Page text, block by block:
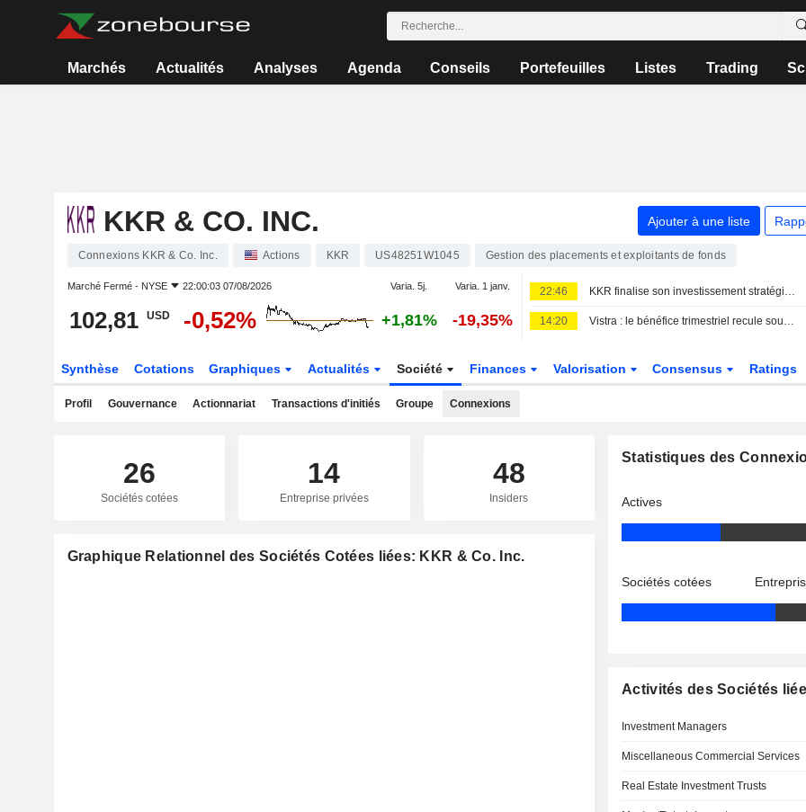
Marchés Actualités Analyses Agenda Conseils Portefeuilles Listes Trading
KKR & CO. INC. Ajouter à une liste
Connexions KKR & Co. Inc. Actions KKR US48251W1045 Gestion des placements et exploitants de fonds
Marché Fermé - NYSE 22:00:03 07/08/2026 Varia. 5j. Varia. 1 janv.
102,81 USD -0,52% +1,81% -19,35%
22:46 KKR finalise son investissement stratégique dans Crowe
14:20 Vistra : le bénéfice trimestriel recule sous l'effet des pertes de couverture malgré une forte demande d'électricité
Synthèse Cotations Graphiques Actualités Société Finances Valorisation Consensus Ratings
Profil Gouvernance Actionnariat Transactions d'initiés Groupe Connexions
26
Sociétés cotées
14
Entreprise privées
48
Insiders
Graphique Relationnel des Sociétés Cotées liées: KKR & Co. Inc.
Statistiques des
Actives
Sociétés cotées
Activités des Sociétés
Investment Managers
Miscellaneous Commercial Services
Real Estate Investment Trusts